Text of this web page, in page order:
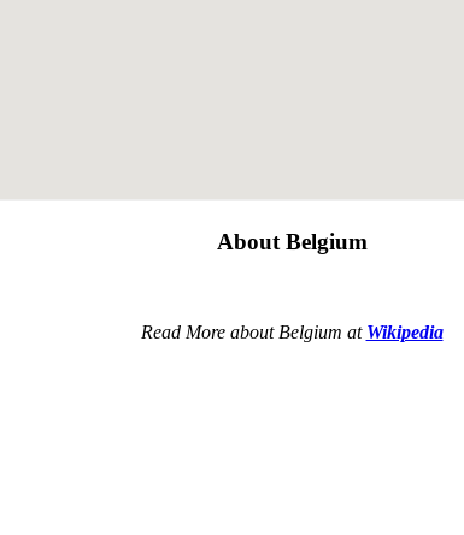
About Belgium
Read More about Belgium at Wikipedia